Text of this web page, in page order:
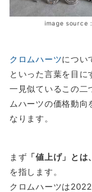
image source
クロムハーツについ
といった言葉を目に
一見似ているこの二
ムハーツの価格動
なります。
まず 「値上げ」と
を指します。
クロムハーツは